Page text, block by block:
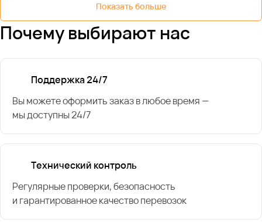
Показать больше
Почему выбирают нас
Поддержка 24/7
Вы можете оформить заказ в любое время —
мы доступны 24/7
Технический контроль
Регулярные проверки, безопасность
и гарантированное качество перевозок